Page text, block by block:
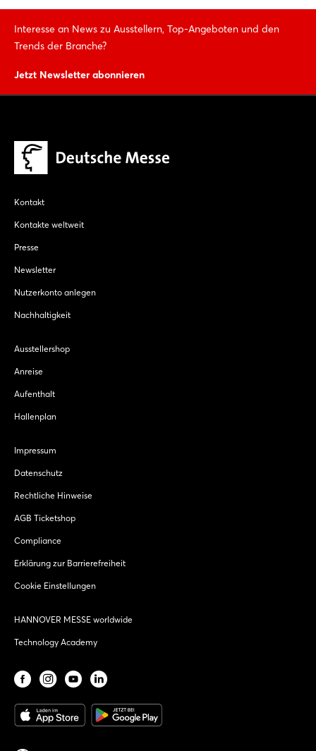
Interesse an News zu Ausstellern, Top-Angeboten und den
Trends der Branche?
Jetzt Newsletter abonnieren
Kontakt
Kontakte weltweit
Presse
Newsletter
Nutzerkonto anlegen
Nachhaltigkeit
Ausstellershop
Anreise
Aufenthalt
Hallenplan
Impressum
Datenschutz
Rechtliche Hinweise
AGB Ticketshop
Compliance
Erklärung zur Barrierefreiheit
Cookie Einstellungen
HANNOVER MESSE worldwide
Technology Academy